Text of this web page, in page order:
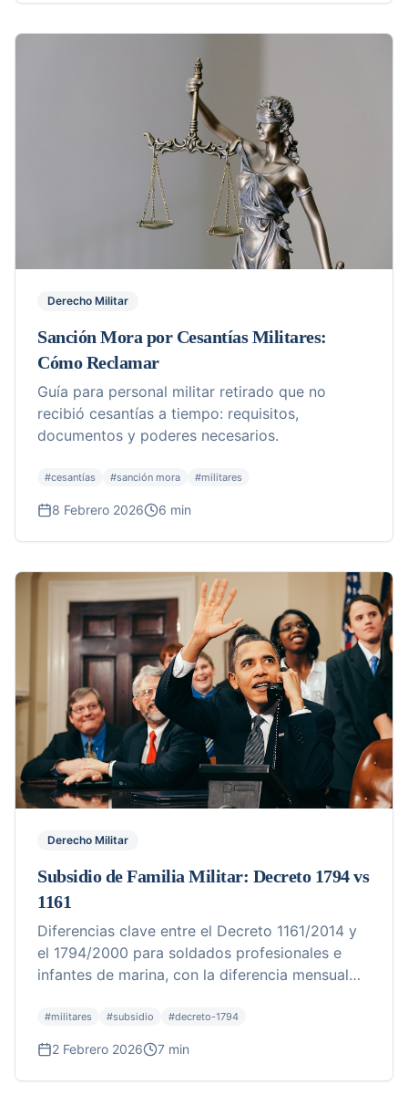
Derecho Militar
Sanción Mora por Cesantías Militares:
Cómo Reclamar
Guía para personal militar retirado que no
recibió cesantías a tiempo: requisitos,
documentos y poderes necesarios.
#cesantías #sanción mora #militares
8 Febrero 2026 6 min
Derecho Militar
Subsidio de Familia Militar: Decreto 1794 vs
1161
Diferencias clave entre el Decreto 1161/2014 y
el 1794/2000 para soldados profesionales e
infantes de marina, con la diferencia mensual
#militares #subsidio #decreto-1794
2 Febrero 2026 7 min